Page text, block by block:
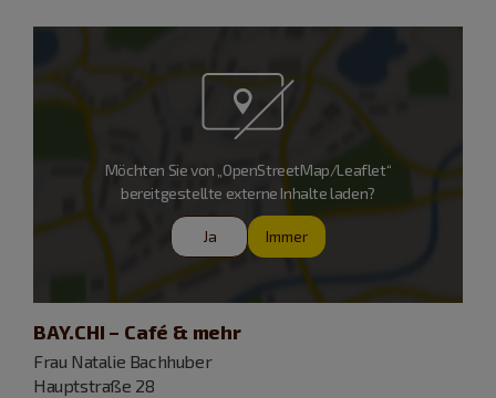
Möchten Sie von „OpenStreetMap/Leaflet“
bereitgestellte externe Inhalte laden?
Ja Immer
BAY.CHI – Café & mehr
Frau Natalie Bachhuber
Hauptstraße 28